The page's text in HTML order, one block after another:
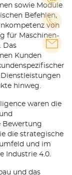
sowie Module
Befehlen,
von
für Maschinen-
Das
Kunden
hinweg.
waren die
Bewertung
die strategische
und im
Industrie 4.0.
und das